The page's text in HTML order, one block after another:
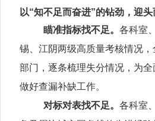
以“知不足而奋进”的钻劲，迎
瞄准指标找不足。各科室
锡、江阴两级高质量考核情况
部门，逐条梳理失分情况，为
做好查漏补缺工作。
对标对表找不足。各科室